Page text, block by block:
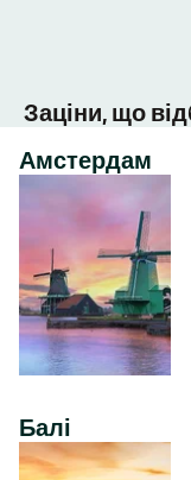
Заціни, що
Амстердам
Балі